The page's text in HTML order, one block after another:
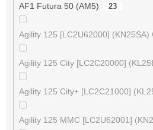
AF1 Futura 50 (AM5) 23
Agility 125 [LC2U62000] (KN25SA)
Agility 125 City [LC2C20000]
Agility 125 City+ [LC2C21000]
Agility 125 MMC [LC2U62001]